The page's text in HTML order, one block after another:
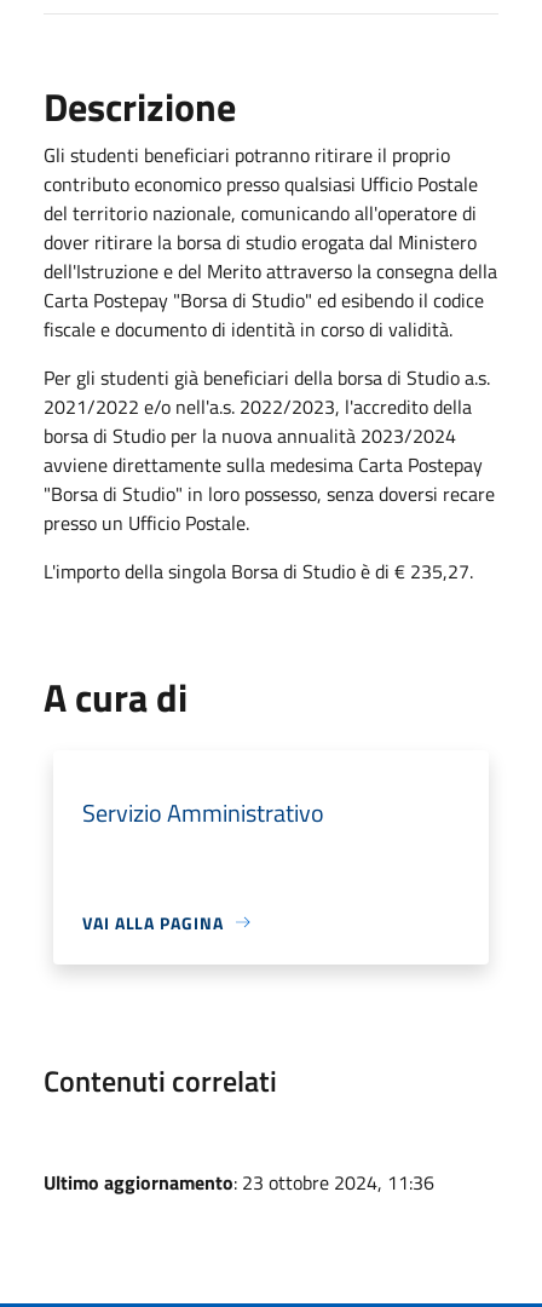
Descrizione
Gli studenti beneficiari potranno ritirare il proprio
contributo economico presso qualsiasi Ufficio Postale
del territorio nazionale, comunicando all'operatore di
dover ritirare la borsa di studio erogata dal Ministero
dell'Istruzione e del Merito attraverso la consegna della
Carta Postepay "Borsa di Studio" ed esibendo il codice
fiscale e documento di identità in corso di validità.
Per gli studenti già beneficiari della borsa di Studio a.s.
2021/2022 e/o nell'a.s. 2022/2023, l'accredito della
borsa di Studio per la nuova annualità 2023/2024
avviene direttamente sulla medesima Carta Postepay
"Borsa di Studio" in loro possesso, senza doversi recare
presso un Ufficio Postale.
L'importo della singola Borsa di Studio è di € 235,27.
A cura di
Servizio Amministrativo
VAI ALLA PAGINA
Contenuti correlati
Ultimo aggiornamento: 23 ottobre 2024, 11:36